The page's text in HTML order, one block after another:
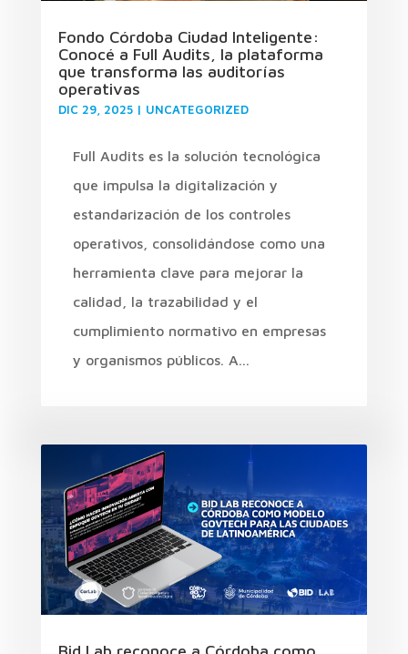
Fondo Córdoba Ciudad Inteligente:
Conocé a Full Audits, la plataforma
que transforma las auditorías
operativas
DIC 29, 2025| UNCATEGORIZED
Full Audits es la solución tecnológica
que impulsa la digitalización y
estandarización de los controles
operativos, consolidándose como una
herramienta clave para mejorar la
calidad, la trazabilidad y el
cumplimiento normativo en empresas
y organismos públicos. A...